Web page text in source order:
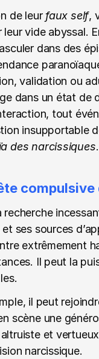
de leur faux self,
leur vide abyssal.
dans des
validation ou
dans un état de
tout
insupportable
des narcissiques.
recherche
ses sources
extrêmement
Il peut la
il peut
scène une
et
narcissique.